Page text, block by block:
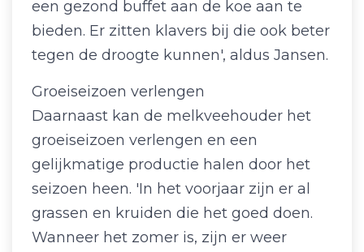
een gezond buffet aan de koe aan te
bieden. Er zitten klavers bij die ook beter
tegen de droogte kunnen', aldus Jansen.
Groeiseizoen verlengen
Daarnaast kan de melkveehouder het
groeiseizoen verlengen en een
gelijkmatige productie halen door het
seizoen heen. 'In het voorjaar zijn er al
grassen en kruiden die het goed doen.
Wanneer het zomer is, zijn er weer